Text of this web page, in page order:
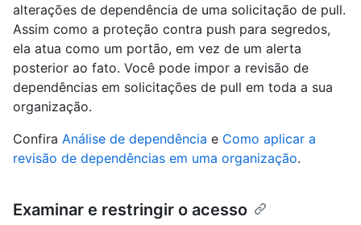
alterações de dependência de uma solicitação de pull.
Assim como a proteção contra push para segredos,
ela atua como um portão, em vez de um alerta
posterior ao fato. Você pode impor a revisão de
dependências em solicitações de pull em toda a sua
organização.
Confira Análise de dependência e Como aplicar a
revisão de dependências em uma organização.
Examinar e restringir o acesso